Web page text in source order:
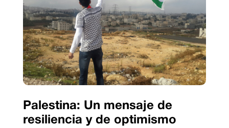
Palestina: Un mensaje de
resiliencia y de optimismo